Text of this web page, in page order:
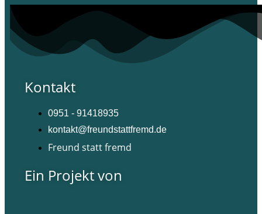
Kontakt
0951 - 91418935
kontakt@freundstattfremd.de
Freund statt fremd
Ein Projekt von